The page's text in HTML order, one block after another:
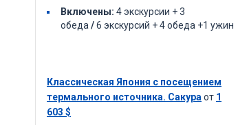
Включены: 4 экскурсии + 3
обеда /6 экскурсий + 4 обеда +1 ужин
Классическая Япония с посещением
термального источника. Сакура от 1
603 $